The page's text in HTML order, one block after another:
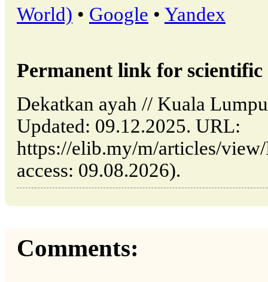
World) • Google • Yandex
Permanent link for
Dekatkan ayah // Kuala
Updated: 09.12.2025. URL:
https://elib.my/m/articles/
access: 09.08.2026).
Comments: